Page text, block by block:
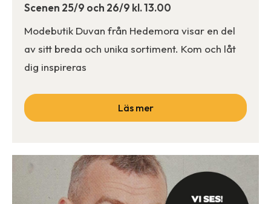
Scenen 25/9 och 26/9 kl. 13.00
Modebutik Duvan från Hedemora visar en del
av sitt breda och unika sortiment. Kom och låt
dig inspireras
Läs mer